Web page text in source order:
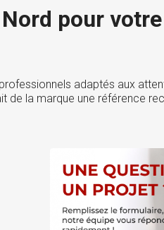
pour votre
adaptés aux
de la marque une référence